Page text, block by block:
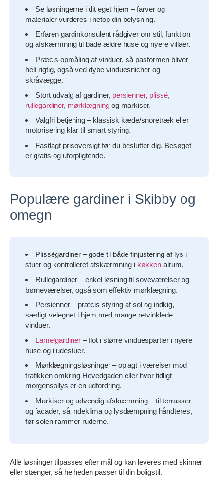
Se løsningerne i dit eget hjem – farver og
materialer vurderes i netop din belysning.
Erfaren gardinkonsulent rådgiver om stil, funktion
og afskærmning til både ældre huse og nyere villaer.
Præcis opmåling af vinduer, så pasformen bliver
helt rigtig, også ved dybe vinduesnicher og
skråvægge.
Stort udvalg af gardiner, persienner, plissé,
rullegardiner, mørklægning og markiser.
Valgfri betjening – klassisk kæde/snoretræk eller
motorisering klar til smart styring.
Fastlagt prisoversigt før du beslutter dig. Besøget
er gratis og uforpligtende.
Populære gardiner i Skibby og
omegn
Plisségardiner – gode til både finjustering af lys i
stuer og kontrolleret afskærmning i køkken-alrum.
Rullegardiner – enkel løsning til soveværelser og
børneværelser, også som effektiv mørklægning.
Persienner – præcis styring af sol og indkig,
særligt velegnet i hjem med mange retvinklede
vinduer.
Lamelgardiner – flot i større vinduespartier i nyere
huse og i udestuer.
Mørklægningsløsninger – oplagt i værelser mod
trafikken omkring Hovedgaden eller hvor tidligt
morgensollys er en udfordring.
Markiser og udvendig afskærmning – til terrasser
og facader, så indeklima og lysdæmpning håndteres,
før solen rammer ruderne.
Alle løsninger tilpasses efter mål og kan leveres med skinner
eller stænger, så helheden passer til din boligstil.